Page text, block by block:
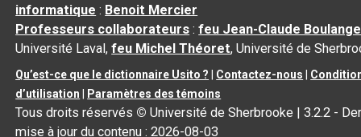
informatique : Benoit Mercier
Professeurs collaborateurs :feu Jean-Claude
Université Laval,feu Michel Théoret, Université de
Qu’est-ce que le dictionnaire Usito ? Contactez-nous
d’utilisation
Paramètres des témoins
Tous droits réservés © Université de Sherbrooke |3.2.2 -
mise à jour du contenu :2026-08-03